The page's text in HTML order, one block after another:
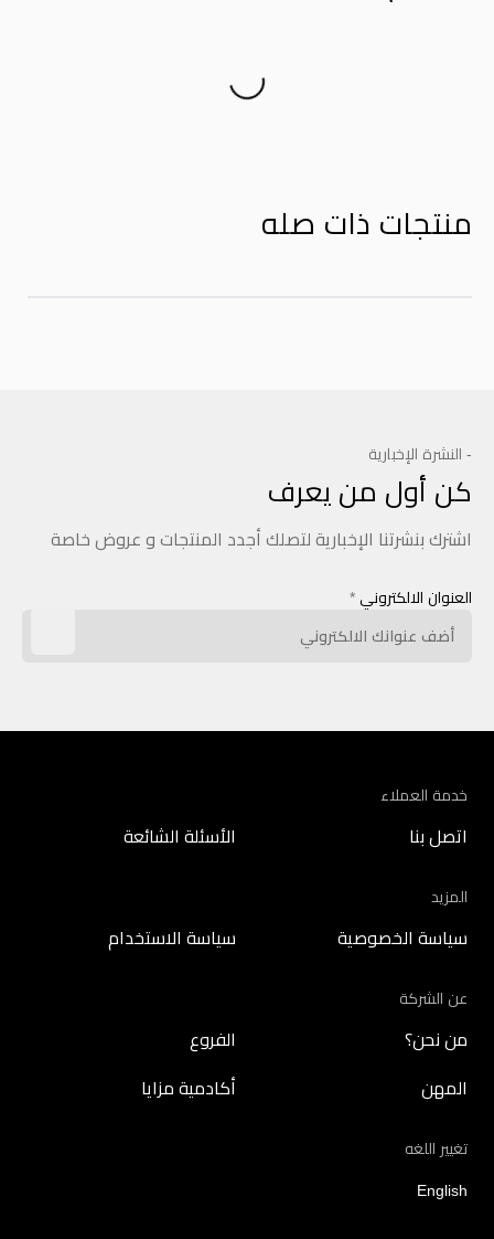
منتجات ذات صله
- النشرة الإخبارية
كن أول من يعرف
اشترك بنشرتنا الإخبارية لتصلك أجدد المنتجات و عروض خاصة
العنوان الالكتروني *
خدمة العملاء
اتصل بنا الأسئلة الشائعة
المزيد
سياسة الخصوصية سياسة الاستخدام
عن الشركة
من نحن؟ الفروع
المهن أكادمية مزايا
تغيير اللغه
English